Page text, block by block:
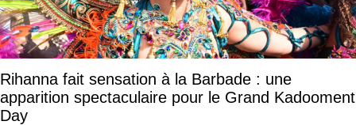
Rihanna fait sensation à la Barbade : une
apparition spectaculaire pour le Grand Kadooment
Day